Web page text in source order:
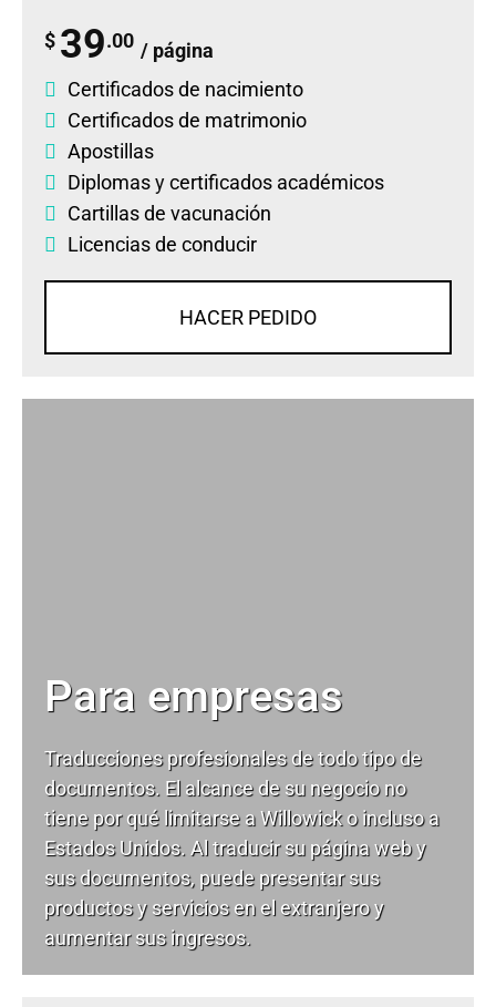
$ 39.00 / página
Certificados de nacimiento
Certificados de matrimonio
Apostillas
Diplomasycertificados académicos
Cartillas de vacunación
Licencias de conducir
HACER PEDIDO
Para empresas
Traducciones profesionales de todo tipo de
documentos. El alcance de su negocio no
tiene por qué limitarse a Willowick o incluso a
Estados Unidos. Al traducir su página web y
sus documentos, puede presentar sus
productos y servicios en el extranjero y
aumentar sus ingresos.